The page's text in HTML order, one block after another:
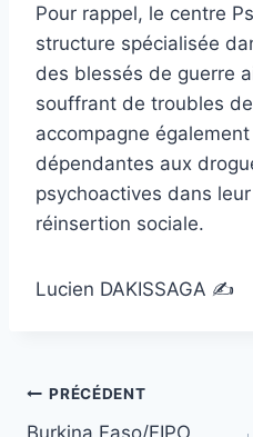
Pour rappel, le centre
structure spécialisée
des blessés de guerre
souffrant de troubles
accompagne
dépendantes aux
psychoactives dans
réinsertion sociale.
Lucien DAKISSAGA ✍️
Navigation
PRÉCÉDENT
Burkina Faso/FIPO